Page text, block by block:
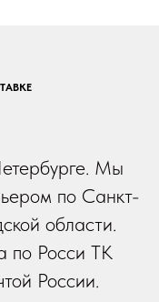
Мы
по Санкт-
области.
по Росси ТК
России.